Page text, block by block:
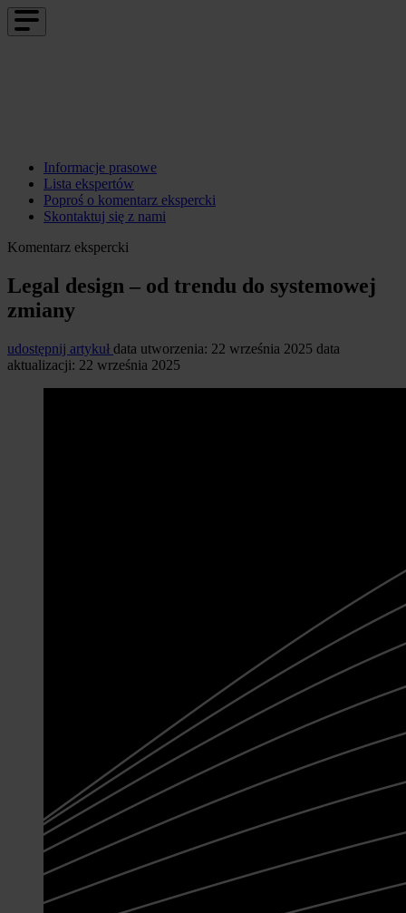
Informacje prasowe
Lista ekspertów
Poproś o komentarz ekspercki
Skontaktuj się z nami
Komentarz ekspercki
Legal design – od trendu do systemowej
zmiany
udostępnij artykuł data utworzenia: 22 września 2025 data
aktualizacji: 22 września 2025